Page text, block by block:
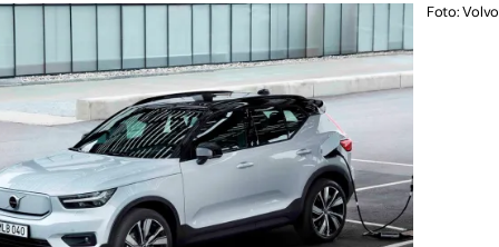
Foto: Volvo